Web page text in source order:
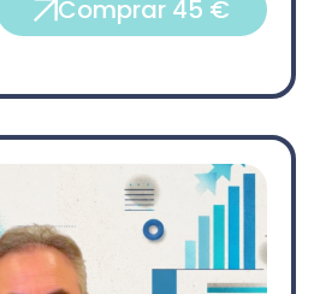
Comprar 45 €